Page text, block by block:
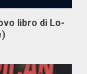
li­bro di Lo­